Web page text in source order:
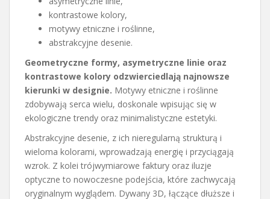
kontrastowe kolory,
motywy etniczne i roślinne,
abstrakcyjne desenie.
Geometryczne formy, asymetryczne linie oraz
kontrastowe kolory odzwierciedlają najnowsze
kierunki w designie. Motywy etniczne i roślinne
zdobywają serca wielu, doskonale wpisując się w
ekologiczne trendy oraz minimalistyczne estetyki.
Abstrakcyjne desenie, z ich nieregularną strukturą i
wieloma kolorami, wprowadzają energię i przyciągają
wzrok. Z kolei trójwymiarowe faktury oraz iluzje
optyczne to nowoczesne podejścia, które zachwycają
oryginalnym wyglądem. Dywany 3D, łączące dłuższe i